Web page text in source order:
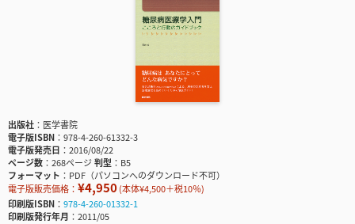
出版社
医学書院
電子版ISBN
978-4-260-61332-3
電子版発売日
2016/08/22
ページ数
268ページ判型
B5
フォーマット
PDF（パソコンへのダウンロード不可）
電子版販売価格： ¥4,950(本体¥4,500＋税10％)
印刷版ISBN
978-4-260-01332-1
印刷版発行年月
2011/05